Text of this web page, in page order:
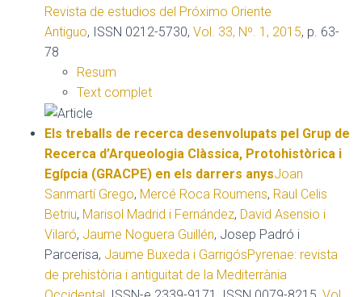
Revista de estudios del Próximo Oriente
Antiguo, ISSN 0212-5730, Vol. 33, Nº. 1, 2015, p. 63-
78
Resum
Text complet
Els treballs de recerca desenvolupats pel Grup de
Recerca d’Arqueologia Clàssica, Protohistòrica i
Egípcia (GRACPE) en els darrers anysJoan
Sanmartí Grego, Mercé Roca Roumens, Raul Celis
Betriu, Marisol Madrid i Fernández, David Asensio i
Vilaró, Jaume Noguera Guillén, Josep Padró i
Parcerisa, Jaume Buxeda i GarrigósPyrenae: revista
de prehistòria i antiguitat de la Mediterrània